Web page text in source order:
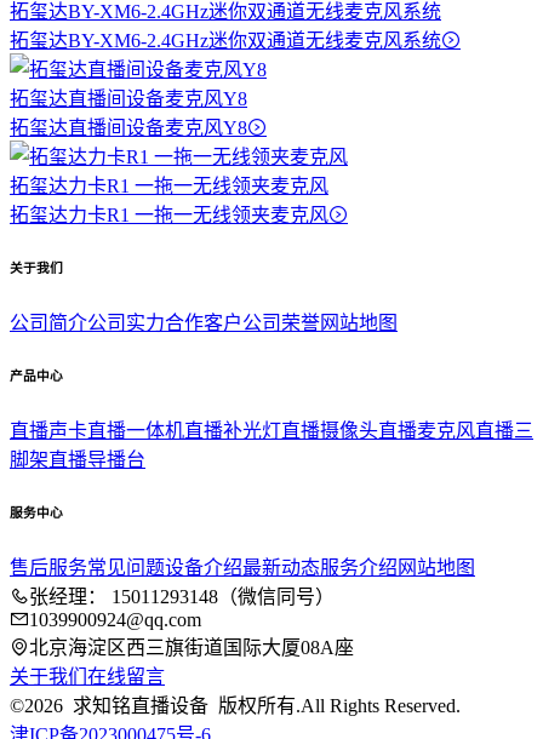
拓玺达BY-XM6-2.4GHz迷你双通道无线麦克风系统
拓玺达BY-XM6-2.4GHz迷你双通道无线麦克风系统
拓玺达直播间设备麦克风Y8
拓玺达直播间设备麦克风Y8
拓玺达力卡R1 一拖一无线领夹麦克风
拓玺达力卡R1 一拖一无线领夹麦克风
关于我们
公司简介公司实力合作客户公司荣誉网站地图
产品中心
直播声卡直播一体机直播补光灯直播摄像头直播麦克风直播三
脚架直播导播台
服务中心
售后服务常见问题设备介绍最新动态服务介绍 网站地图
张经理： 15011293148（微信同号）
1039900924@qq.com
北京海淀区西三旗街道国际大厦08A座
关于我们 在线留言
©2026 求知铭直播设备 版权所有.All Rights Reserved.
津ICP备2023000475号-6